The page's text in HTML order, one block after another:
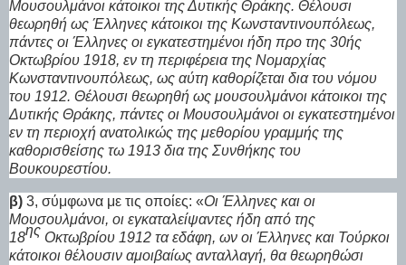
Μουσουλμάνοι κάτοικοι της Δυτικής Θράκης. Θέλουσι
θεωρηθή ως Έλληνες κάτοικοι της Κωνσταντινουπόλεως,
πάντες οι Έλληνες οι εγκατεστημένοι ήδη προ της 30ής
Οκτωβρίου 1918, εν τη περιφέρεια της Νομαρχίας
Κωνσταντινουπόλεως, ως αύτη καθορίζεται δια του νόμου
του 1912. Θέλουσι θεωρηθή ως μουσουλμάνοι κάτοικοι της
Δυτικής Θράκης, πάντες οι Μουσουλμάνοι οι εγκατεστημένοι
εν τη περιοχή ανατολικώς της μεθορίου γραμμής της
καθορισθείσης τω 1913 δια της Συνθήκης του
Βουκουρεστίου.
β) 3, σύμφωνα με τις οποίες: «Οι Έλληνες και οι
Μουσουλμάνοι, οι εγκαταλείψαντες ήδη από της
18ης Οκτωβρίου 1912 τα εδάφη, ων οι Έλληνες και Τούρκοι
κάτοικοι θέλουσιν αμοιβαίως ανταλλαγή, θα θεωρηθώσι